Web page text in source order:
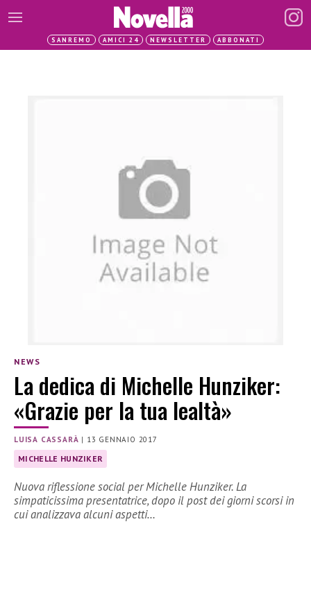
SANREMO AMICI 24 NEWSLETTER ABBONATI
NEWS
La dedica di Michelle Hunziker:
«Grazie per la tua lealtà»
LUISA CASSARÀ | 13 GENNAIO 2017
MICHELLE HUNZIKER
Nuova riflessione social per Michelle Hunziker. La
simpaticissima presentatrice, dopo il post dei giorni scorsi in
cui analizzava alcuni aspetti…